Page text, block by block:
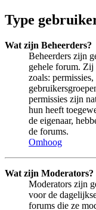
Type
Wat zijn Beheerders?
Beheerders zijn
gehele forum. Zij
zoals:
permissies zijn
hun heeft
de eigenaar,
de forums.
Omhoog
Wat zijn Moderators?
Moderators zijn
voor de
forums die ze